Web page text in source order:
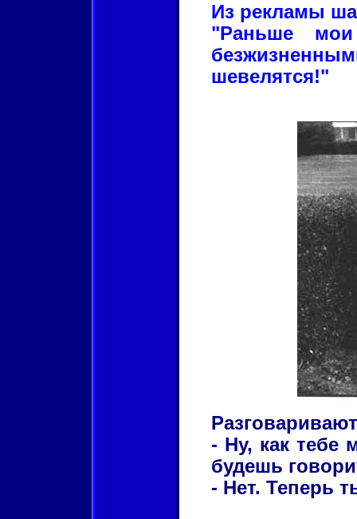
Из рекламы
"Раньше
шевелятся!"
- Ну, как тебе
будешь
- Нет. Теперь